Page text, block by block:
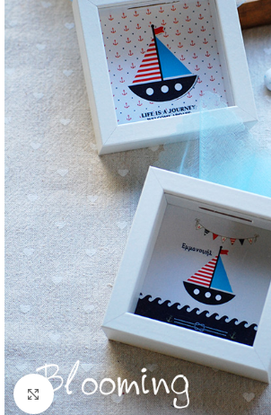
Click to enlarge